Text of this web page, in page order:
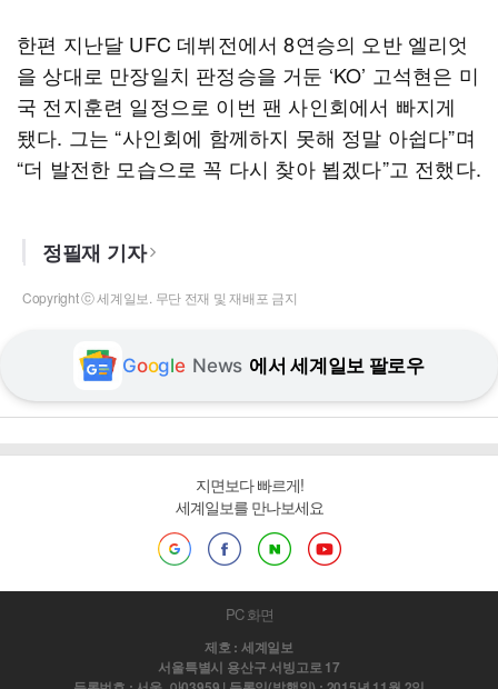
한편 지난달 UFC 데뷔전에서 8연승의 오반 엘리엇
을 상대로 만장일치 판정승을 거둔 ‘KO’ 고석현은 미
국 전지훈련 일정으로 이번 팬 사인회에서 빠지게
됐다. 그는 “사인회에 함께하지 못해 정말 아쉽다”며
“더 발전한 모습으로 꼭 다시 찾아 뵙겠다”고 전했다.
정필재 기자
Copyright ⓒ 세계일보. 무단 전재 및 재배포 금지
Google News 에서 세계일보 팔로우
지면보다 빠르게!
세계일보를 만나보세요
PC 화면
제호 : 세계일보
서울특별시 용산구 서빙고로 17